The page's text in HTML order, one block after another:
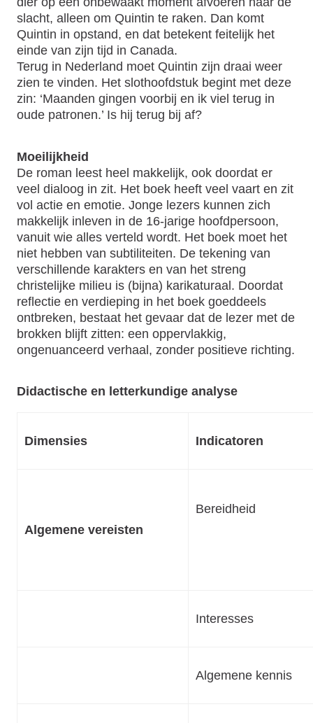
slacht, alleen om Quintin te raken. Dan komt
Quintin in opstand, en dat betekent feitelijk het
einde van zijn tijd in Canada.
Terug in Nederland moet Quintin zijn draai weer
zien te vinden. Het slothoofdstuk begint met deze
zin: ‘Maanden gingen voorbij en ik viel terug in
oude patronen.’ Is hij terug bij af?
Moeilijkheid
De roman leest heel makkelijk, ook doordat er
veel dialoog in zit. Het boek heeft veel vaart en zit
vol actie en emotie. Jonge lezers kunnen zich
makkelijk inleven in de 16-jarige hoofdpersoon,
vanuit wie alles verteld wordt. Het boek moet het
niet hebben van subtiliteiten. De tekening van
verschillende karakters en van het streng
christelijke milieu is (bijna) karikaturaal. Doordat
reflectie en verdieping in het boek goeddeels
ontbreken, bestaat het gevaar dat de lezer met de
brokken blijft zitten: een oppervlakkig,
ongenuanceerd verhaal, zonder positieve richting.
Didactische en letterkundige analyse
Dimensies Indicatoren
Algemene vereisten
Bereidheid
Interesses
Algemene kennis